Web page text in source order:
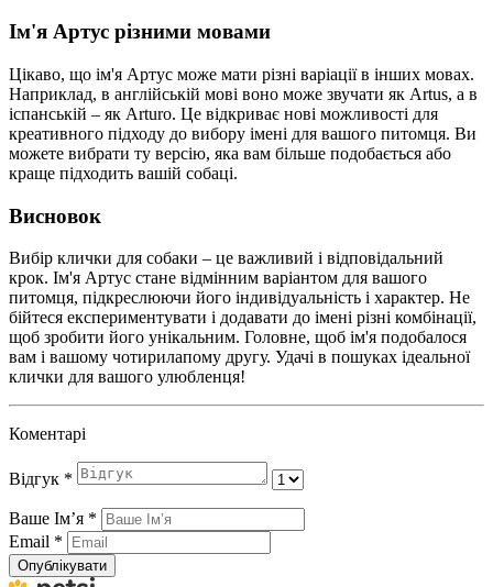
Ім'я Артус різними мовами
Цікаво, що ім'я Артус може мати різні варіації в інших мовах.
Наприклад, в англійській мові воно може звучати як Artus, а в
іспанській – як Arturo. Це відкриває нові можливості для
креативного підходу до вибору імені для вашого питомця. Ви
можете вибрати ту версію, яка вам більше подобається або
краще підходить вашій собаці.
Висновок
Вибір клички для собаки – це важливий і відповідальний
крок. Ім'я Артус стане відмінним варіантом для вашого
питомця, підкреслюючи його індивідуальність і характер. Не
бійтеся експериментувати і додавати до імені різні комбінації,
щоб зробити його унікальним. Головне, щоб ім'я подобалося
вам і вашому чотирилапому другу. Удачі в пошуках ідеальної
клички для вашого улюбленця!
Коментарі
Відгук *
Ваше Імʼя *
Email *
Опублікувати